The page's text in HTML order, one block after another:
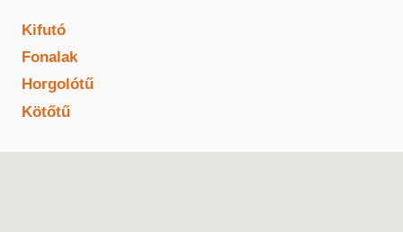
Kifutó
Fonalak
Horgolótű
Kötőtű